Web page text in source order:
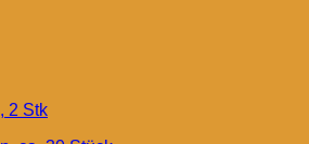
2 Stk